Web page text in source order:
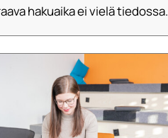
hakuaika ei vielä tiedossa.